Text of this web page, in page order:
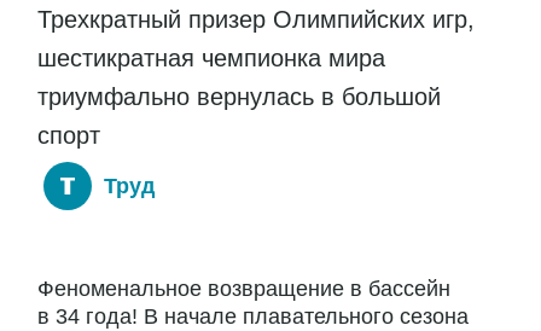
Трехкратный призер Олимпийских игр,
шестикратная чемпионка мира
триумфально вернулась в большой
спорт
Труд
Феноменальное возвращение в бассейн
в 34 года! В начале плавательного сезона